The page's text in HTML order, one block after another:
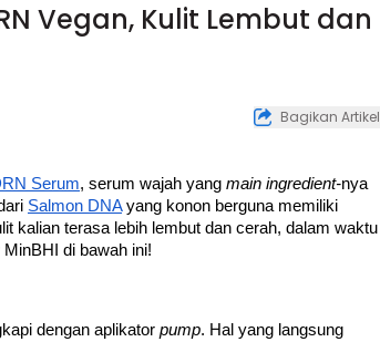
Vegan, Kulit Lembut dan
Bagikan Artikel
Serum, serum wajah yang main ingredient-nya
Salmon DNA yang konon berguna memiliki
kalian terasa lebih lembut dan cerah, dalam waktu
di bawah ini!
dengan aplikator pump. Hal yang langsung